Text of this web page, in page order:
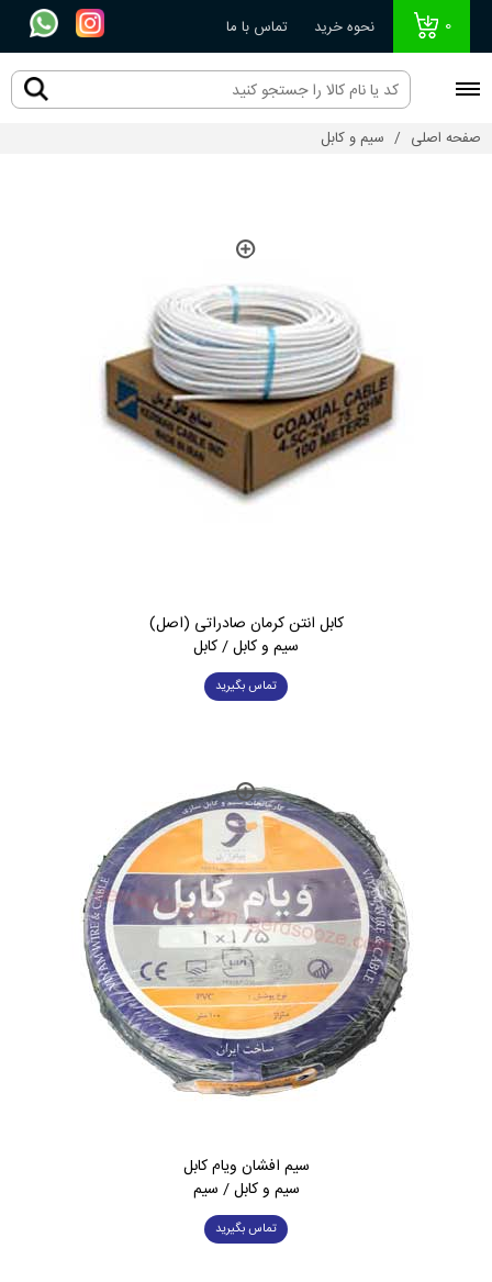
0 نحوه خرید تماس با ما
صفحه اصلی سیم و کابل
کابل انتن کرمان صادراتی (اصل)
سیم و کابل / کابل
تماس بگیرید
سیم افشان ویام کابل
سیم و کابل / سیم
تماس بگیرید